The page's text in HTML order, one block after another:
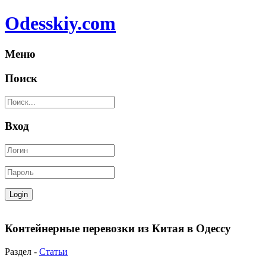
Odesskiy.com
Меню
Поиск
Вход
Контейнерные перевозки из Китая в Одессу
Раздел - Статьи